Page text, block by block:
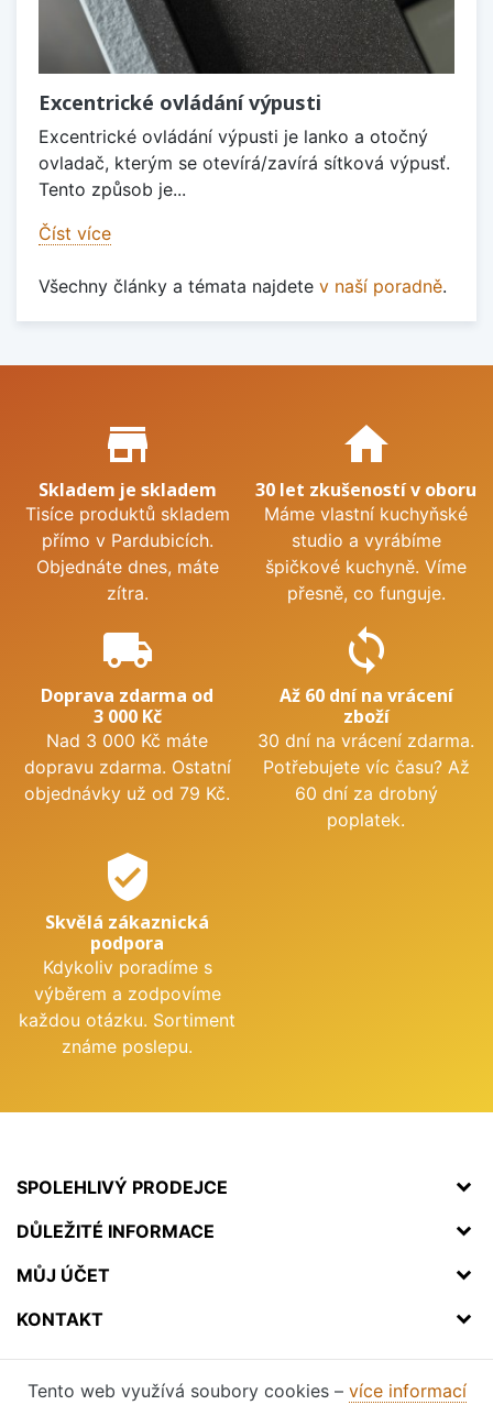
Excentrické ovládání výpusti
Excentrické ovládání výpusti je lanko a otočný
ovladač, kterým se otevírá/zavírá sítková výpusť.
Tento způsob je...
Číst více
Všechny články a témata najdete v naší poradně.
Proč nakupovat u nás?
store_mall_directory
Skladem je skladem
Tisíce produktů skladem
přímo v Pardubicích.
Objednáte dnes, máte
zítra.
home
30 let zkušeností v oboru
Máme vlastní kuchyňské
studio a vyrábíme
špičkové kuchyně. Víme
přesně, co funguje.
local_shipping
Doprava zdarma od
3 000 Kč
Nad 3 000 Kč máte
dopravu zdarma. Ostatní
objednávky už od 79 Kč.
sync
Až 60 dní na vrácení
zboží
30 dní na vrácení zdarma.
Potřebujete víc času? Až
60 dní za drobný
poplatek.
verified_user
Skvělá zákaznická
podpora
Kdykoliv poradíme s
výběrem a zodpovíme
každou otázku. Sortiment
známe poslepu.
SPOLEHLIVÝ PRODEJCE
DŮLEŽITÉ INFORMACE
MŮJ ÚČET
KONTAKT
Tento web využívá soubory cookies – více informací